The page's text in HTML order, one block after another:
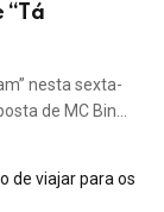
“Tá
nesta sexta-
de MC Bin…